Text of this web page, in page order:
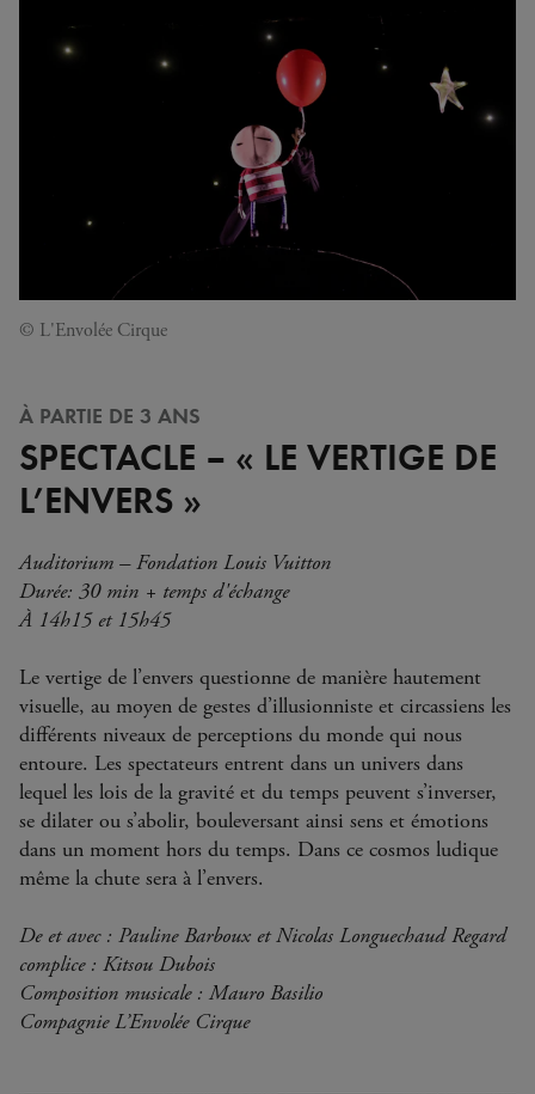
© L'Envolée Cirque
À PARTIE DE 3 ANS
SPECTACLE – « LE VERTIGE DE
L’ENVERS »
Auditorium – Fondation Louis Vuitton
Durée: 30 min + temps d'échange
À 14h15 et 15h45
Le vertige de l’envers questionne de manière hautement
visuelle, au moyen de gestes d’illusionniste et circassiens les
différents niveaux de perceptions du monde qui nous
entoure. Les spectateurs entrent dans un univers dans
lequel les lois de la gravité et du temps peuvent s’inverser,
se dilater ou s’abolir, bouleversant ainsi sens et émotions
dans un moment hors du temps. Dans ce cosmos ludique
même la chute sera à l’envers.
De et avec : Pauline Barboux et Nicolas Longuechaud Regard
complice : Kitsou Dubois
Composition musicale : Mauro Basilio
Compagnie L’Envolée Cirque